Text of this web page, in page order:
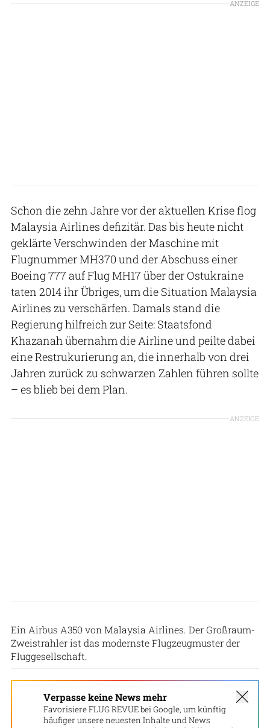
ANZEIGE
Schon die zehn Jahre vor der aktuellen Krise flog
Malaysia Airlines defizitär. Das bis heute nicht
geklärte Verschwinden der Maschine mit
Flugnummer MH370 und der Abschuss einer
Boeing 777 auf Flug MH17 über der Ostukraine
taten 2014 ihr Übriges, um die Situation Malaysia
Airlines zu verschärfen. Damals stand die
Regierung hilfreich zur Seite: Staatsfond
Khazanah übernahm die Airline und peilte dabei
eine Restrukurierung an, die innerhalb von drei
Jahren zurück zu schwarzen Zahlen führen sollte
– es blieb bei dem Plan.
ANZEIGE
Ein Airbus A350 von Malaysia Airlines. Der Großraum-
Zweistrahler ist das modernste Flugzeugmuster der
Fluggesellschaft.
Verpasse keine News mehr
Favorisiere FLUG REVUE bei Google, um künftig
häufiger unsere neuesten Inhalte und News